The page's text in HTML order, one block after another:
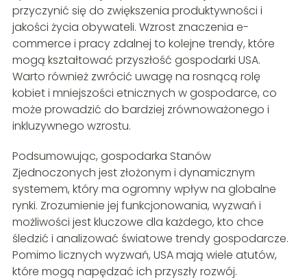
przyczynić się do zwiększenia produktywności i
jakości życia obywateli. Wzrost znaczenia e-
commerce i pracy zdalnej to kolejne trendy, które
mogą kształtować przyszłość gospodarki USA.
Warto również zwrócić uwagę na rosnącą rolę
kobiet i mniejszości etnicznych w gospodarce, co
może prowadzić do bardziej zrównoważonego i
inkluzywnego wzrostu.
Podsumowując, gospodarka Stanów
Zjednoczonych jest złożonym i dynamicznym
systemem, który ma ogromny wpływ na globalne
rynki. Zrozumienie jej funkcjonowania, wyzwań i
możliwości jest kluczowe dla każdego, kto chce
śledzić i analizować światowe trendy gospodarcze.
Pomimo licznych wyzwań, USA mają wiele atutów,
które mogą napędzać ich przyszły rozwój.